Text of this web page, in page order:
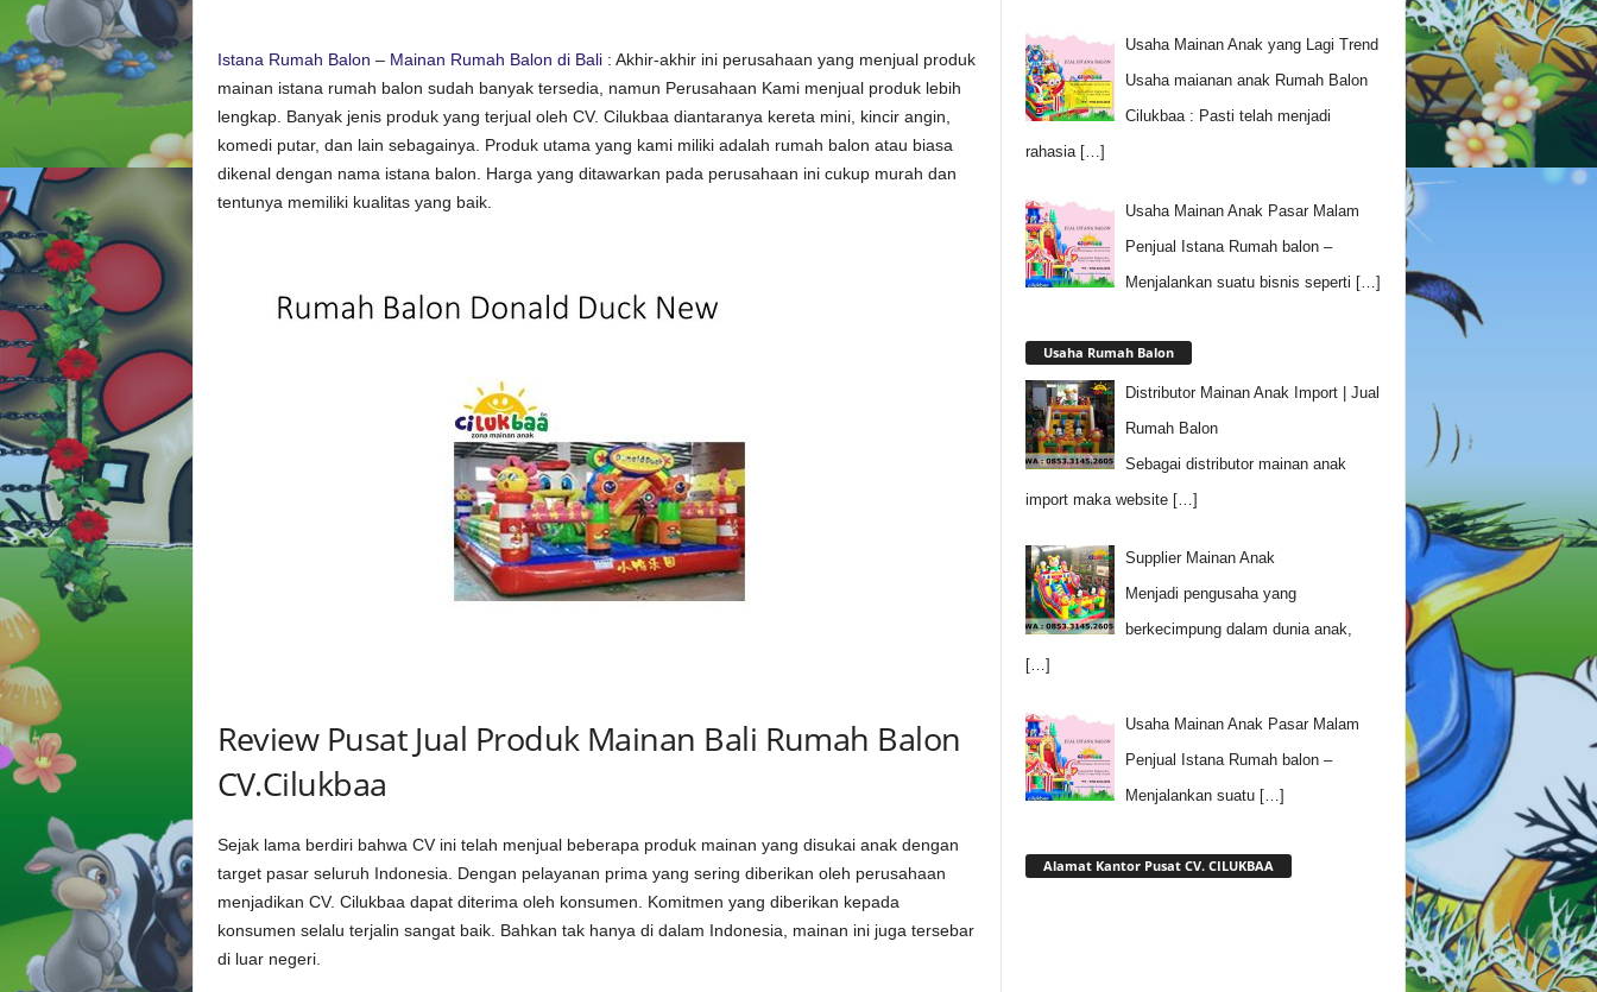
Istana Rumah Balon – Mainan Rumah Balon di Bali: Akhir-akhir ini perusahaan yang menjual produk
mainan istana rumah balon sudah banyak tersedia, namun Perusahaan Kami menjual produk lebih
lengkap. Banyak jenis produk yang terjual oleh CV. Cilukbaa diantaranya kereta mini, kincir angin,
komedi putar, dan lain sebagainya. Produk utama yang kami miliki adalah rumah balon atau biasa
dikenal dengan nama istana balon. Harga yang ditawarkan pada perusahaan ini cukup murah dan
tentunya memiliki kualitas yang baik.
Review Pusat Jual Produk Mainan Bali Rumah Balon
CV.Cilukbaa
Sejak lama berdiri bahwa CV ini telah menjual beberapa produk mainan yang disukai anak dengan
target pasar seluruh Indonesia. Dengan pelayanan prima yang sering diberikan oleh perusahaan
menjadikan CV. Cilukbaa dapat diterima oleh konsumen. Komitmen yang diberikan kepada
konsumen selalu terjalin sangat baik. Bahkan tak hanya di dalam Indonesia, mainan ini juga tersebar
di luar negeri.
Usaha Mainan Anak yang Lagi Trend
Usaha maianan anak Rumah Balon
Cilukbaa : Pasti telah menjadi
rahasia […]
Usaha Mainan Anak Pasar Malam
Penjual Istana Rumah balon –
Menjalankan suatu bisnis seperti […]
Usaha Rumah Balon
Distributor Mainan Anak Import | Jual
Rumah Balon
Sebagai distributor mainan anak
import maka website […]
Supplier Mainan Anak
Menjadi pengusaha yang
berkecimpung dalam dunia anak,
[…]
Usaha Mainan Anak Pasar Malam
Penjual Istana Rumah balon –
Menjalankan suatu […]
Alamat Kantor Pusat CV. CILUKBAA